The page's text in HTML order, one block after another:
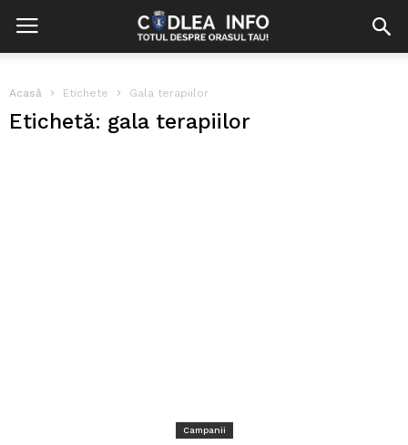
Acasă Etichete Gala terapiilor
Etichetă: gala terapiilor
Campanii